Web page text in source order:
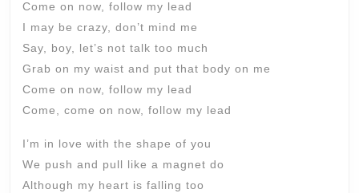
Come on now, follow my lead
I may be crazy, don’t mind me
Say, boy, let’s not talk too much
Grab on my waist and put that body on me
Come on now, follow my lead
Come, come on now, follow my lead
I’m in love with the shape of you
We push and pull like a magnet do
Although my heart is falling too